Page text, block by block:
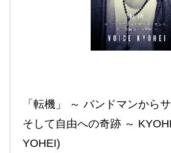
「転機」 ～ バンドマンから
そして自由への奇跡 ～
YOHEI)